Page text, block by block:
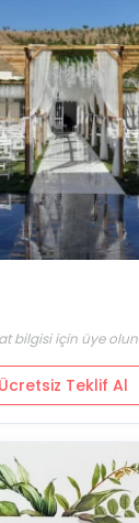
bilgisi için üye olun
Ücretsiz Teklif Al